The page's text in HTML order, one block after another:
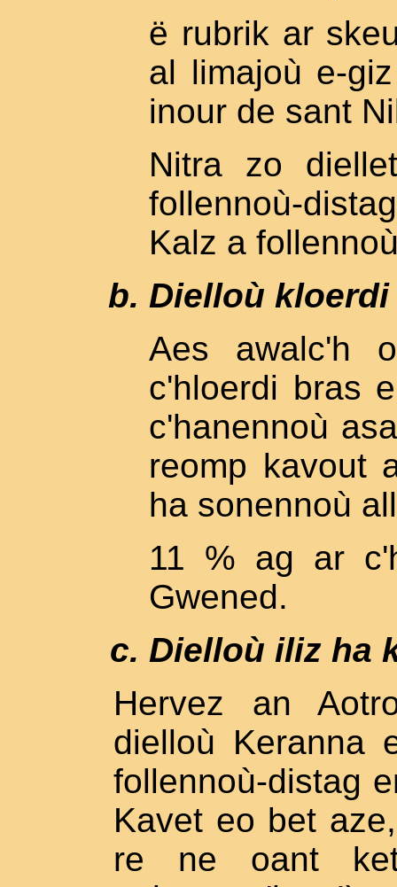
ë rubrik ar
al limajoù e-
inour de sant
Nitra zo
follennoù-
Kalz a
Dielloù kloerdi
Aes awalc'h
c'hloerdi bras
c'hanennoù
reomp kavout
ha sonennoù
11 % ag ar
Gwened.
Dielloù iliz ha
Hervez an
dielloù Keranna
follennoù-distag
Kavet eo bet
re ne oant